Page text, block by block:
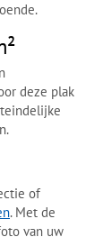
deze plak
of
. Met de
van uw